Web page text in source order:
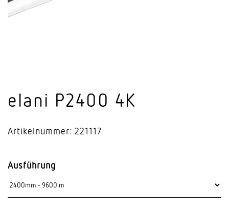
elani P2400 4K
Artikelnummer: 221117
Ausführung